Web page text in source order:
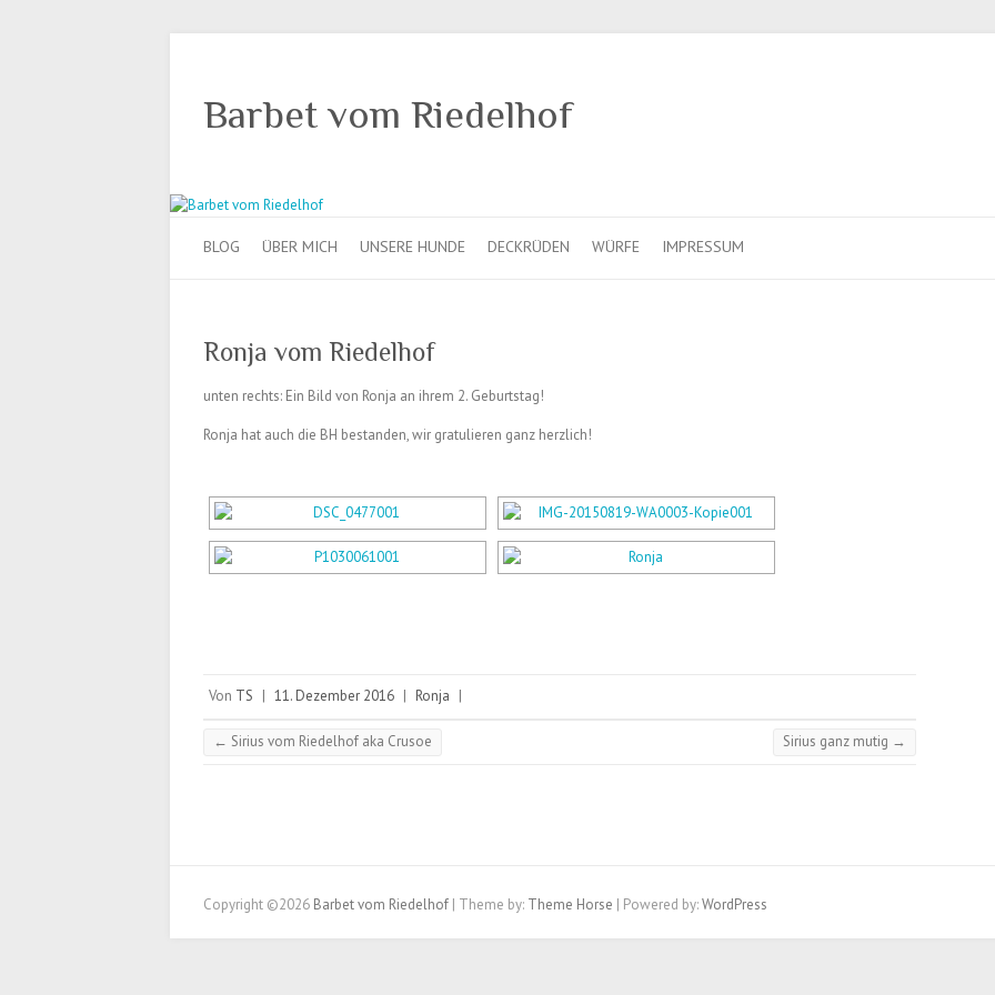
Barbet vom Riedelhof
BLOG ÜBER MICH UNSERE HUNDE DECKRÜDEN WÜRFE IMPRESSUM
Ronja vom Riedelhof
unten rechts: Ein Bild von Ronja an ihrem 2. Geburtstag!
Ronja hat auch die BH bestanden, wir gratulieren ganz herzlich!
Von TS | 11. Dezember 2016 | Ronja |
← Sirius vom Riedelhof aka Crusoe Sirius ganz mutig →
Copyright ©2026 Barbet vom Riedelhof | Theme by: Theme Horse | Powered by:WordPress